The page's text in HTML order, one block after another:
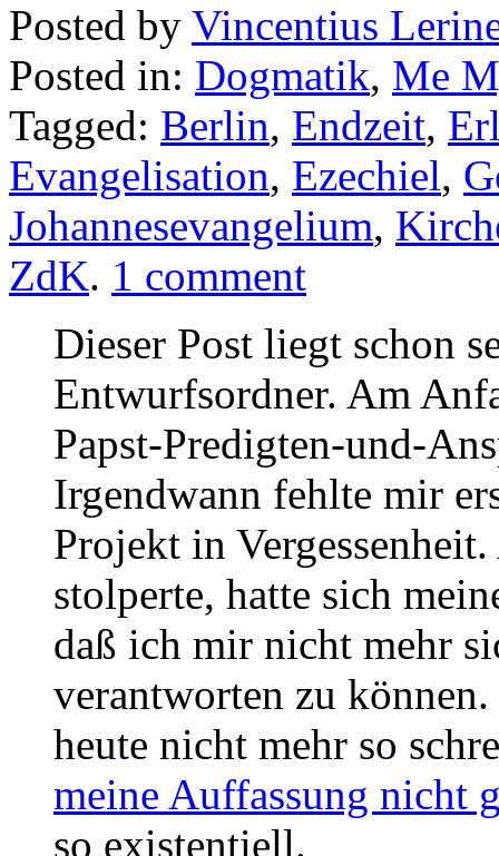
Posted by Vincentius
Posted in: Dogmatik, Me
Tagged: Berlin, Endzeit,
Evangelisation, Ezechiel,
Johannesevangelium,
ZdK. 1 comment
Dieser Post liegt schon
Entwurfsordner. Am
Papst-Predigten-und-
Irgendwann fehlte mir
Projekt in
stolperte, hatte sich
daß ich mir nicht mehr
verantworten zu
heute nicht mehr so
meine Auffassung nicht
so existentiell.